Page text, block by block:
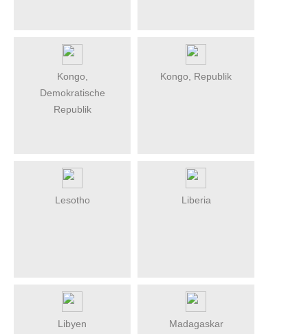
Kongo,
Demokratische
Republik
Kongo, Republik
Lesotho Liberia
Libyen Madagaskar